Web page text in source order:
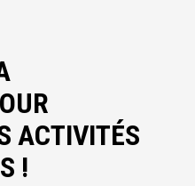
ACTIVITÉS
!